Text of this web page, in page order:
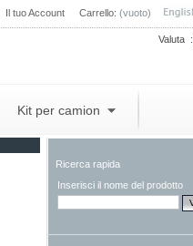
Kit per camion
Carrello: (vuoto)
Il tuo Account
Valuta :
Ricerca rapida
Inserisci il nome del prodotto